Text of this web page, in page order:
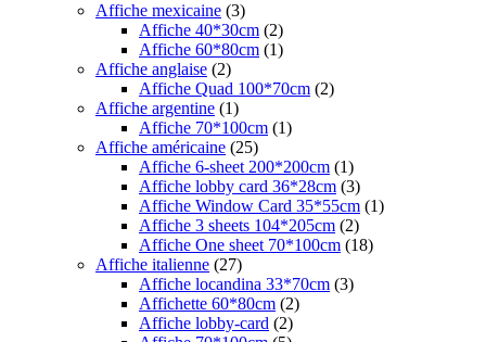
Affiche mexicaine (3)
Affiche 40*30cm (2)
Affiche 60*80cm (1)
Affiche anglaise (2)
Affiche Quad 100*70cm (2)
Affiche argentine (1)
Affiche 70*100cm (1)
Affiche américaine (25)
Affiche 6-sheet 200*200cm (1)
Affiche lobby card 36*28cm (3)
Affiche Window Card 35*55cm (1)
Affiche 3 sheets 104*205cm (2)
Affiche One sheet 70*100cm (18)
Affiche italienne (27)
Affiche locandina 33*70cm (3)
Affichette 60*80cm (2)
Affiche lobby-card (2)